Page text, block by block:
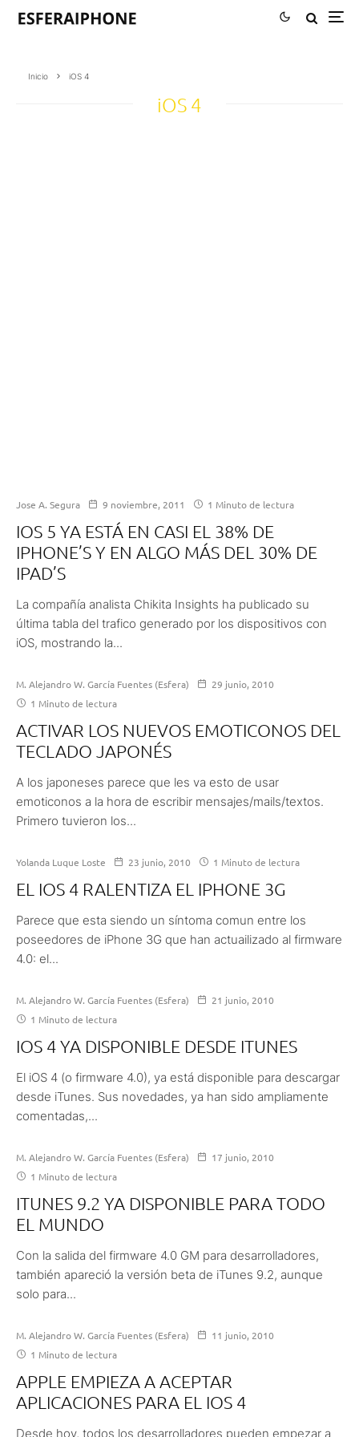
Inicio iOS 4
iOS 4
Jose A. Segura 9 noviembre, 2011 1 Minuto de lectura
IOS 5 YA ESTÁ EN CASI EL 38% DE
IPHONE’S Y EN ALGO MÁS DEL 30% DE
IPAD’S
La compañía analista Chikita Insights ha publicado su
última tabla del trafico generado por los dispositivos con
iOS, mostrando la...
M. Alejandro W. García Fuentes (Esfera)
29 junio, 2010
1 Minuto de lectura
ACTIVAR LOS NUEVOS EMOTICONOS DEL
TECLADO JAPONÉS
A los japoneses parece que les va esto de usar
emoticonos a la hora de escribir mensajes/mails/textos.
Primero tuvieron los...
Yolanda Luque Loste 23 junio, 2010 1 Minuto de lectura
EL IOS 4 RALENTIZA EL IPHONE 3G
Parece que esta siendo un síntoma comun entre los
poseedores de iPhone 3G que han actuailizado al firmware
4.0: el...
M. Alejandro W. García Fuentes (Esfera)
21 junio, 2010
1 Minuto de lectura
IOS 4 YA DISPONIBLE DESDE ITUNES
El iOS 4 (o firmware 4.0), ya está disponible para descargar
desde iTunes. Sus novedades, ya han sido ampliamente
comentadas,...
M. Alejandro W. García Fuentes (Esfera)
17 junio, 2010
1 Minuto de lectura
ITUNES 9.2 YA DISPONIBLE PARA TODO
EL MUNDO
Con la salida del firmware 4.0 GM para desarrolladores,
también apareció la versión beta de iTunes 9.2, aunque
solo para...
M. Alejandro W. García Fuentes (Esfera)
11 junio, 2010
1 Minuto de lectura
APPLE EMPIEZA A ACEPTAR
APLICACIONES PARA EL IOS 4
Desde hoy, todos los desarrolladores pueden empezar a